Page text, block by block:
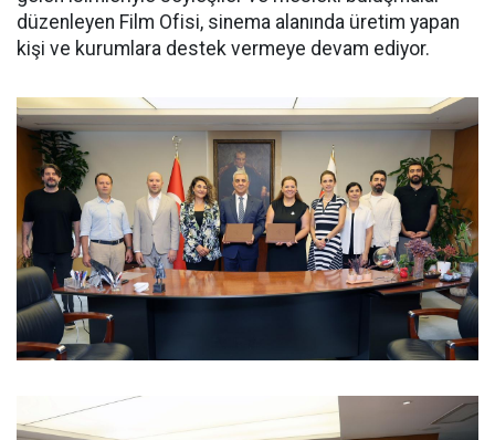
düzenleyen Film Ofisi, sinema alanında üretim yapan
kişi ve kurumlara destek vermeye devam ediyor.